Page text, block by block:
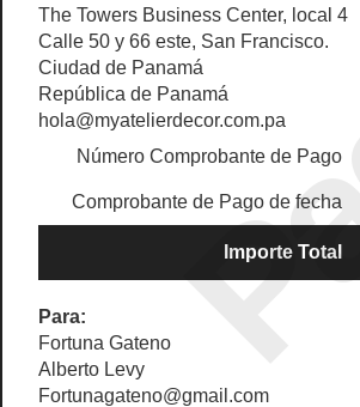
The Towers Business Center, local 4
Calle 50 y 66 este, San Francisco.
Ciudad de Panamá
República de Panamá
hola@myatelierdecor.com.pa
Número Comprobante de Pago
Comprobante de Pago de fecha
Importe Total
Para:
Fortuna Gateno
Alberto Levy
Fortunagateno@gmail.com